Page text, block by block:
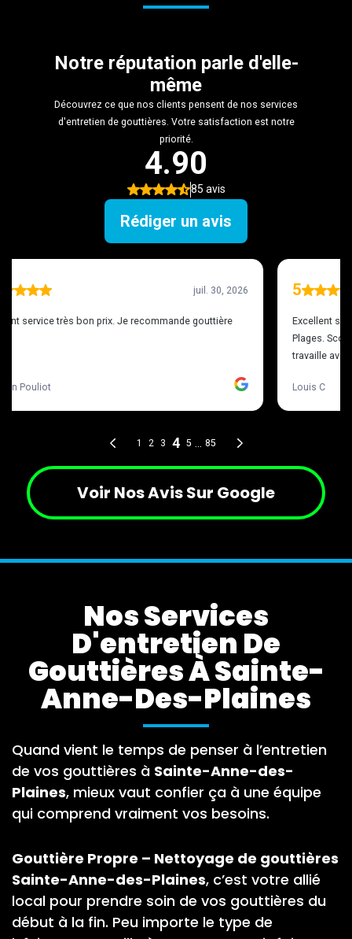
Voir Nos Avis Sur Google
Nos Services
D'entretien De
Gouttières À Sainte-
Anne-Des-Plaines
Quand vient le temps de penser à l’entretien
de vos gouttières à Sainte-Anne-des-
Plaines, mieux vaut confier ça à une équipe
qui comprend vraiment vos besoins.
Gouttière Propre – Nettoyage de gouttières
Sainte-Anne-des-Plaines, c’est votre allié
local pour prendre soin de vos gouttières du
début à la fin. Peu importe le type de